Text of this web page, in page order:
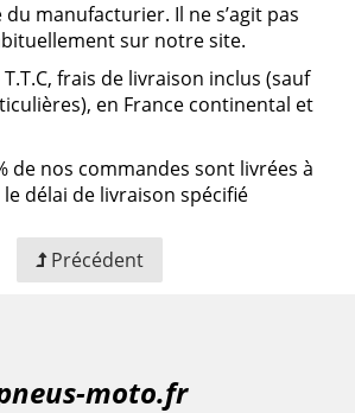
manufacturier. Il ne s’agit pas
sur notre site.
frais de livraison inclus (sauf
en France continental et
de nos commandes sont livrées à
délai de livraison spécifié
Précédent
moto.fr